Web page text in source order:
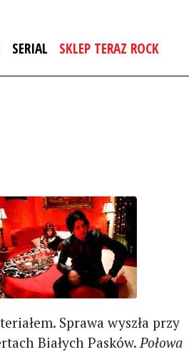
SERIAL SKLEP TERAZ ROCK
Sprawa wyszła przy
Białych Pasków.Połowa